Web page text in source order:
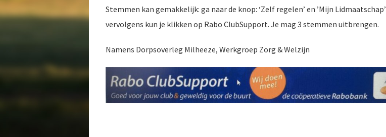
Stemmen kan gemakkelijk: ga naar de knop: ‘Zelf regelen’ en ’Mijn Lidmaatschap’
vervolgens kun je klikken op Rabo ClubSupport. Je mag 3 stemmen uitbrengen.
Namens Dorpsoverleg Milheeze, Werkgroep Zorg & Welzijn